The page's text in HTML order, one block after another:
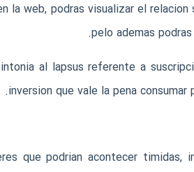
web, podras visualizar el
pelo ademas
al lapsus referente a
inversion que vale la pena
que podri­an acontecer